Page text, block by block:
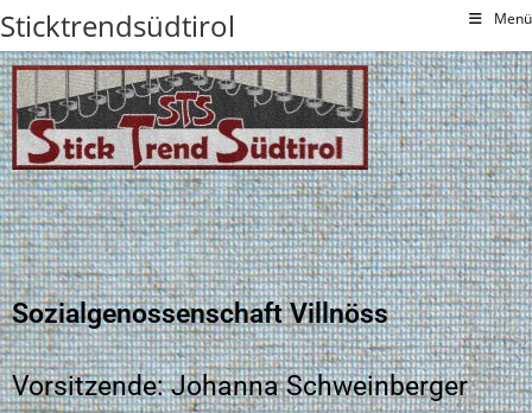
Sticktrendsüdtirol Menü
Sozialgenossenschaft Villnöss
Vorsitzende: Johanna Schweinberger